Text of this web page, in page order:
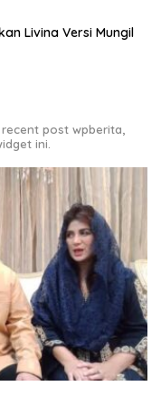
Livina Versi Mungil
post wpberita,
ini.